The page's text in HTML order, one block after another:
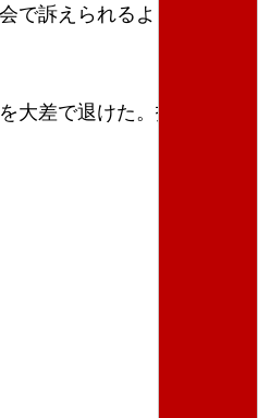
訴えられるよう、この
差で退けた。投票率は